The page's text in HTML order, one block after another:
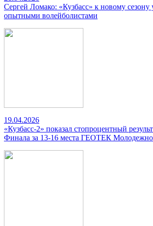
Сергей Ломако: «Кузбасс» к новому сезону
опытными волейболистами
19.04.2026
«Кузбасс-2» показал стопроцентный
Финала за 13-16 места ГЕОТЕК